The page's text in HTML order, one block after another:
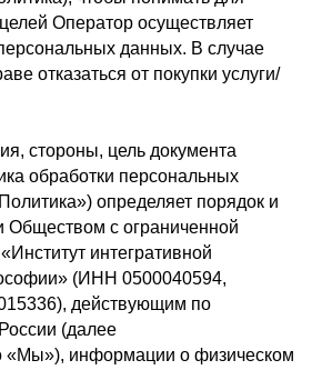
Оператор осуществляет
данных. В случае
отказаться от покупки услуги/
стороны, цель документа
обработки персональных
определяет порядок и
Обществом с ограниченной
интегративной
(ИНН 0500040594,
действующим по
(далее
«Мы»), информации о физическом